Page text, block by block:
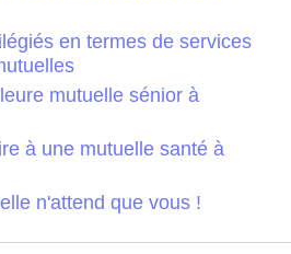
en termes de services
mutuelle sénior à
à une mutuelle santé à
n'attend que vous !